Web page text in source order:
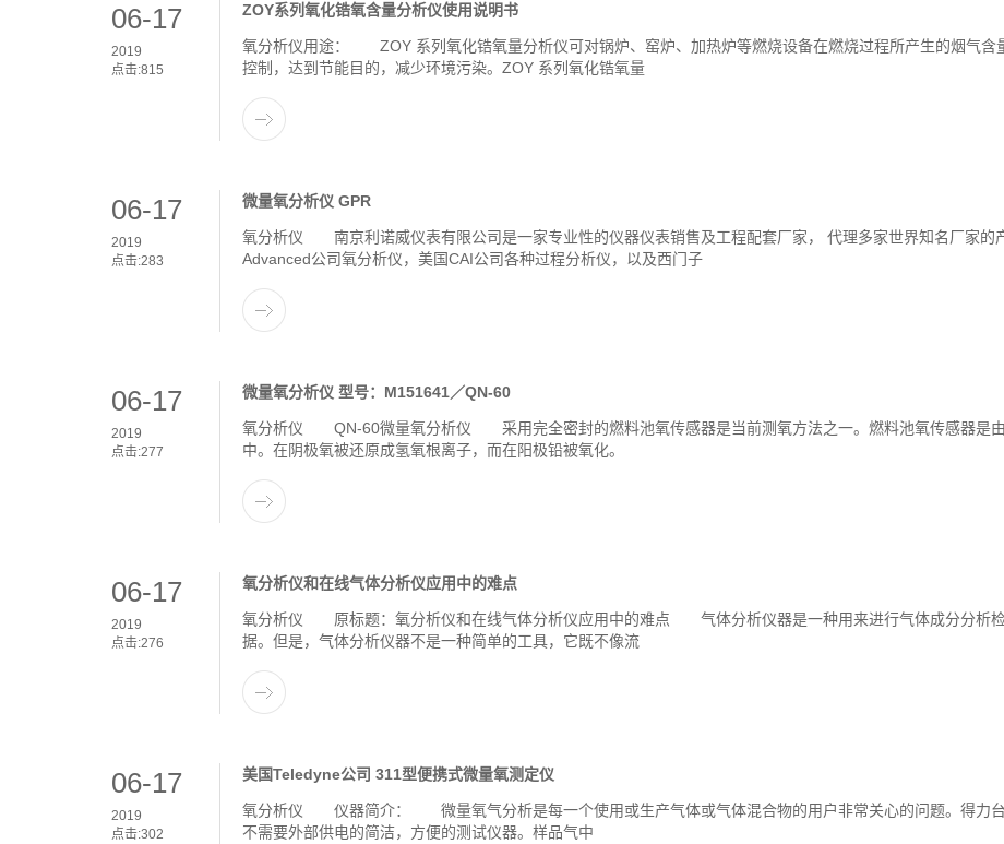
06-17
2019
点击:815
ZOY系列氧化锆氧含量分析仪使用说明书
氧分析仪用途： ZOY 系列氧化锆氧量分析仪可对锅炉、窑炉、加热炉等燃烧设备在燃烧过程所产生的烟气含
控制，达到节能目的，减少环境污染。ZOY 系列氧化锆氧量
06-17
2019
点击:283
微量氧分析仪 GPR
氧分析仪 南京利诺威仪表有限公司是一家专业性的仪器仪表销售及工程配套厂家， 代理多家世界知名厂家的
Advanced公司氧分析仪，美国CAI公司各种过程分析仪，以及西门子
06-17
2019
点击:277
微量氧分析仪 型号：M151641／QN-60
氧分析仪 QN-60微量氧分析仪 采用完全密封的燃料池氧传感器是当前测氧方法之一。燃料池氧传感器是由
中。在阴极氧被还原成氢氧根离子，而在阳极铅被氧化。
06-17
2019
点击:276
氧分析仪和在线气体分析仪应用中的难点
氧分析仪 原标题：氧分析仪和在线气体分析仪应用中的难点 气体分析仪器是一种用来进行气体成分分析检
据。但是，气体分析仪器不是一种简单的工具，它既不像流
06-17
2019
点击:302
美国Teledyne公司 311型便携式微量氧测定仪
氧分析仪 仪器简介： 微量氧气分析是每一个使用或生产气体或气体混合物的用户非常关心的问题。得力台
不需要外部供电的简洁，方便的测试仪器。样品气中